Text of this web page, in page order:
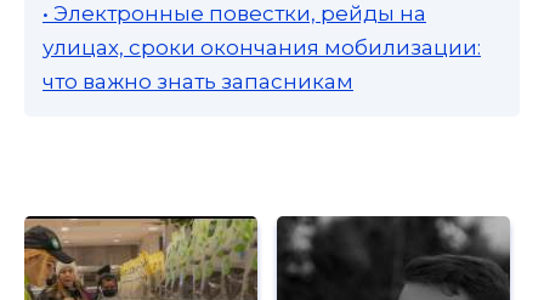
• Электронные повестки, рейды на
улицах, сроки окончания мобилизации:
что важно знать запасникам